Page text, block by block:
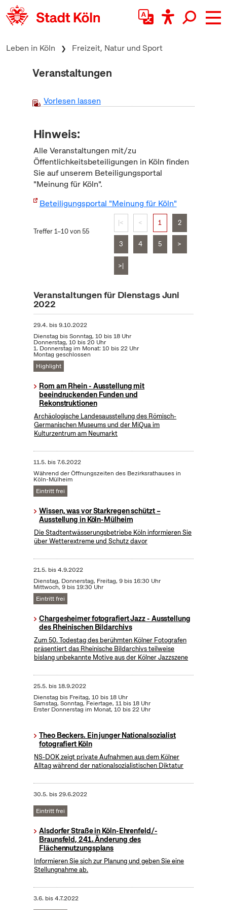
zum Inhalt springen
Leben in Köln Freizeit, Natur und Sport
Veranstaltungen
Vorlesen lassen
Hinweis:
Alle Veranstaltungen mit/zu
Öffentlichkeitsbeteiligungen in Köln finden
Sie auf unserem Beteiligungsportal
"Meinung für Köln".
Beteiligungsportal "Meinung für Köln"
Treffer 1–10 von 55
|< < 1 2
3 4 5 >
>|
Veranstaltungen für Dienstags Juni
2022
29.4. bis9.10.2022
Dienstag bis Sonntag, 10 bis 18 Uhr
Donnerstag, 10 bis 20 Uhr
1. Donnerstag im Monat: 10 bis 22 Uhr
Montag geschlossen
Highlight
Rom am Rhein - Ausstellung mit
beeindruckenden Funden und
Rekonstruktionen
Archäologische Landesausstellung des Römisch-
Germanischen Museums und der MiQua im
Kulturzentrum am Neumarkt
11.5. bis7.6.2022
Während der Öffnungszeiten des Bezirksrathauses in
Köln-Mülheim
Eintritt frei
Wissen, was vor Starkregen schützt –
Ausstellung in Köln-Mülheim
Die Stadtentwässerungsbetriebe Köln informieren Sie
über Wetterextreme und Schutz davor
21.5. bis4.9.2022
Dienstag, Donnerstag, Freitag, 9 bis 16:30 Uhr
Mittwoch, 9 bis 19:30 Uhr
Eintritt frei
Chargesheimer fotografiert Jazz - Ausstellung
des Rheinischen Bildarchivs
Zum 50. Todestag des berühmten Kölner Fotografen
präsentiert das Rheinische Bildarchivs teilweise
bislang unbekannte Motive aus der Kölner Jazzszene
25.5. bis18.9.2022
Dienstag bis Freitag, 10 bis 18 Uhr
Samstag, Sonntag, Feiertage, 11 bis 18 Uhr
Erster Donnerstag im Monat, 10 bis 22 Uhr
Theo Beckers. Ein junger Nationalsozialist
fotografiert Köln
NS-DOK zeigt private Aufnahmen aus dem Kölner
Alltag während der nationalsozialistischen Diktatur
30.5. bis29.6.2022
Eintritt frei
Alsdorfer Straße in Köln-Ehrenfeld/-
Braunsfeld, 241. Änderung des
Flächennutzungsplans
Informieren Sie sich zur Planung und geben Sie eine
Stellungnahme ab.
3.6. bis4.7.2022